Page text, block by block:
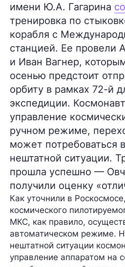
имени Ю.А. Гагарина
тренировка по
корабля с
станцией. Ее провели
и Иван Вагнер,
осенью предстоит
орбиту в рамках 72-й
экспедиции.
управление
ручном режиме,
может потребоваться
нештатной ситуации.
прошла успешно —
получили оценку
Как уточнили в
космического
МКС, как правило,
автоматическом режиме.
нештатной ситуации
управление аппаратом на